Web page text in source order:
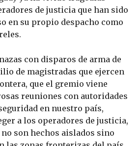
de justicia que han sido
en su propio despacho como
con disparos de arma de
de magistradas que ejercen
que el gremio viene
reuniones con autoridades
en nuestro país,
a los operadores de justicia,
no son hechos aislados sino